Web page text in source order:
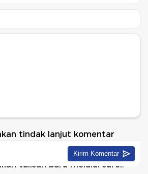
tindak lanjut komentar
tulisan baru melalui surel.